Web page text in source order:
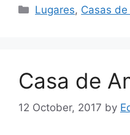
Categories
Lugares, Casas
Casa de
12 October, 2017 by